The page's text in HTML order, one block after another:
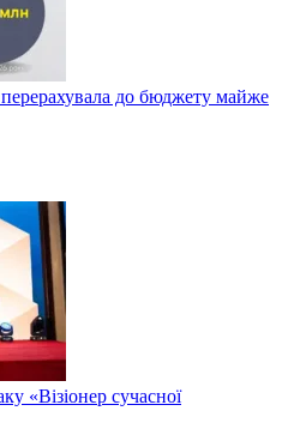
до бюджету майже
«Візіонер сучасної